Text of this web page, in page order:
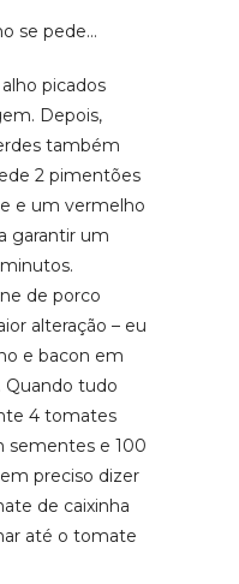
se pede…
picados
Depois,
também
2 pimentões
e um vermelho
garantir um
de porco
alteração – eu
e bacon em
Quando tudo
4 tomates
sementes e 100
preciso dizer
de caixinha
até o tomate